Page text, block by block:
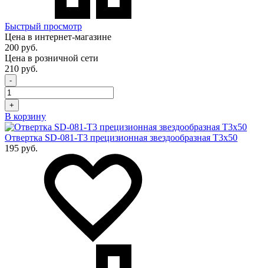
Быстрый просмотр
Цена в интернет-магазине
200 руб.
Цена в розничной сети
210 руб.
-
+
В корзину
Отвертка SD-081-T3 прецизионная звездообразная T3х50
195 руб.